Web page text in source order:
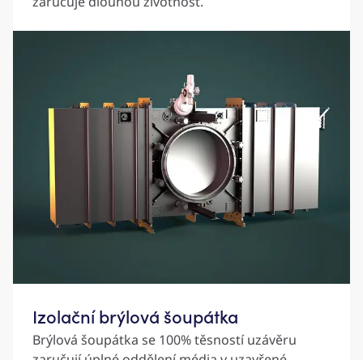
Izolační brýlová šoupátka
Brýlová šoupátka se 100% těsností uzávěru